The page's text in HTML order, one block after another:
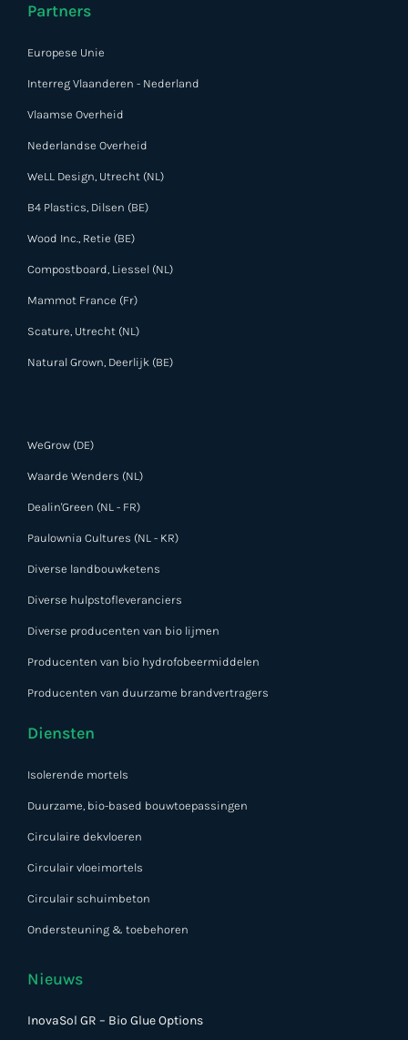
Partners
Europese Unie
Interreg Vlaanderen - Nederland
Vlaamse Overheid
Nederlandse Overheid
WeLL Design, Utrecht (NL)
B4 Plastics, Dilsen (BE)
Wood Inc., Retie (BE)
Compostboard, Liessel (NL)
Mammot France (Fr)
Scature, Utrecht (NL)
Natural Grown, Deerlijk (BE)
WeGrow (DE)
Waarde Wenders (NL)
Dealin'Green (NL - FR)
Paulownia Cultures (NL - KR)
Diverse landbouwketens
Diverse hulpstofleveranciers
Diverse producenten van bio lijmen
Producenten van bio hydrofobeermiddelen
Producenten van duurzame brandvertragers
Diensten
Isolerende mortels
Duurzame, bio-based bouwtoepassingen
Circulaire dekvloeren
Circulair vloeimortels
Circulair schuimbeton
Ondersteuning & toebehoren
Nieuws
InovaSol GR – Bio Glue Options